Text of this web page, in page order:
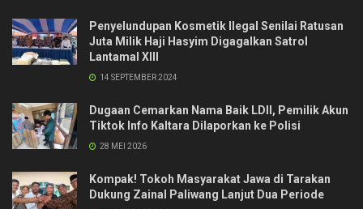
Penyelundupan Kosmetik Ilegal Senilai Ratusan
Juta Milik Haji Hasyim Digagalkan Satrol
Lantamal XIII
14 SEPTEMBER 2024
Dugaan Cemarkan Nama Baik LDII, Pemilik Akun
Tiktok Info Kaltara Dilaporkan ke Polisi
28 MEI 2026
Kompak! Tokoh Masyarakat Jawa di Tarakan
Dukung Zainal Paliwang Lanjut Dua Periode